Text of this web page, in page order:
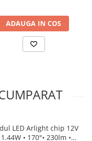
paralel (lipit)
impermeabil și rezistent
și fixați-l cu
ADAUGA IN COS
LED Arlight chip 12V
1.44W • 170°• 230lm •